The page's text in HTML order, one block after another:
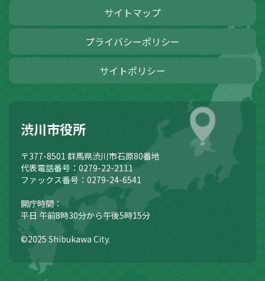
サイトマップ
プライバシーポリシー
サイトポリシー
渋川市役所
〒377-8501 群馬県渋川市石原80番地
代表電話番号：0279-22-2111
ファックス番号：0279-24-6541
開庁時間：
平日 午前8時30分から午後5時15分
©2025 Shibukawa City.